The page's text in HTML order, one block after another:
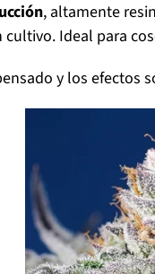
, altamente
Ideal para
y los efectos